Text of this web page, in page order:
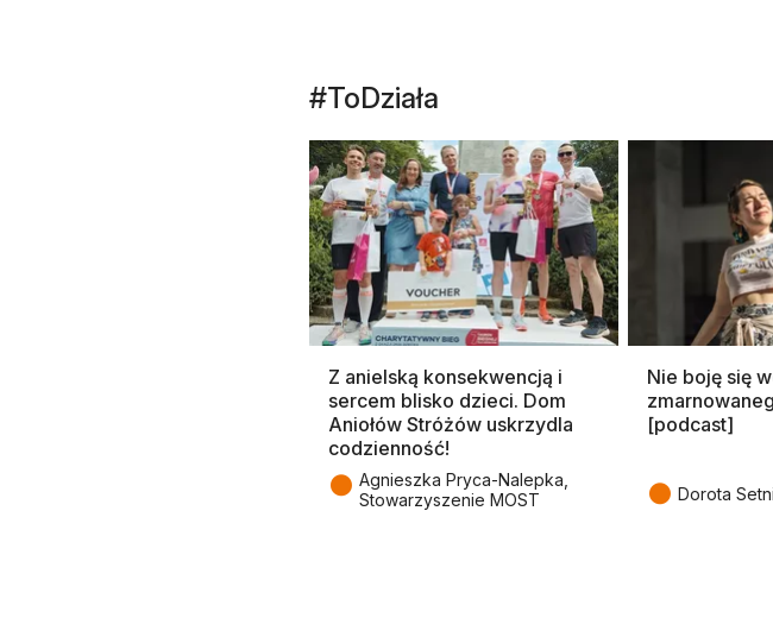
#ToDziała
Z anielską konsekwencją i
sercem blisko dzieci. Dom
Aniołów Stróżów uskrzydla
codzienność!
● Agnieszka Pryca-Nalepka,
Stowarzyszenie MOST
Nie boję się
[podcast]
● Dorota